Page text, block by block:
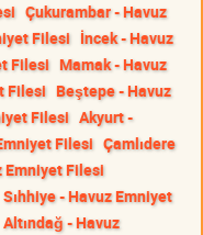
Çukurambar - Havuz
Filesi İncek - Havuz
Filesi Mamak - Havuz
Filesi Beştepe - Havuz
Filesi Akyurt -
Filesi Çamlıdere
Emniyet Filesi
Sıhhiye - Havuz Emniyet
Altındağ - Havuz